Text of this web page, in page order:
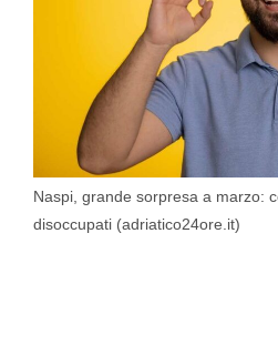
Naspi, grande sorpresa a marzo:
disoccupati (adriatico24ore.it)